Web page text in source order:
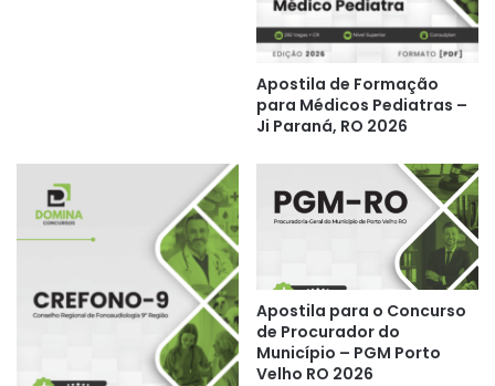
Apostila de Formação
para Médicos Pediatras –
Ji Paraná, RO 2026
Apostila para o Concurso
de Procurador do
Município – PGM Porto
Velho RO 2026